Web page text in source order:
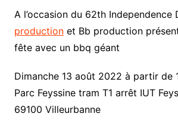
A l’occasion du 62th Independence
productionet Bb production
fête avec un bbq géant
Dimanche 13 août 2022 à partir de
Parc Feyssine tram T1 arrêt IUT
69100 Villeurbanne